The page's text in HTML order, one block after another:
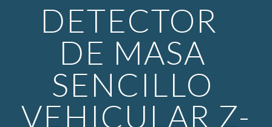
DETECTOR
DE MASA
SENCILLO
VEHICULAR Z-